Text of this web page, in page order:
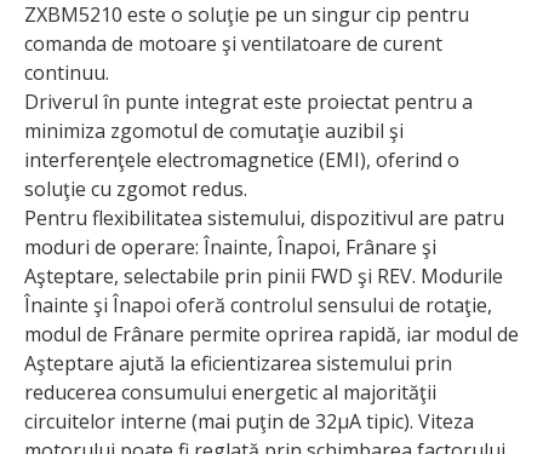
ZXBM5210 este o soluţie pe un singur cip pentru
comanda de motoare şi ventilatoare de curent
continuu.
Driverul în punte integrat este proiectat pentru a
minimiza zgomotul de comutaţie auzibil şi
interferenţele electromagnetice (EMI), oferind o
soluţie cu zgomot redus.
Pentru flexibilitatea sistemului, dispozitivul are patru
moduri de operare: Înainte, Înapoi, Frânare şi
Aşteptare, selectabile prin pinii FWD şi REV. Modurile
Înainte şi Înapoi oferă controlul sensului de rotaţie,
modul de Frânare permite oprirea rapidă, iar modul de
Aşteptare ajută la eficientizarea sistemului prin
reducerea consumului energetic al majorităţii
circuitelor interne (mai puţin de 32µA tipic). Viteza